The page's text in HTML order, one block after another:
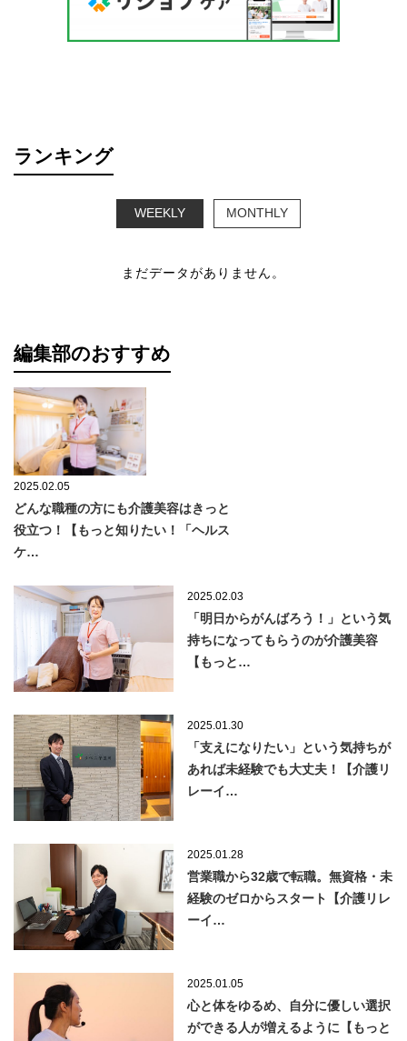
ランキング
WEEKLY MONTHLY
まだデータがありません。
編集部のおすすめ
2025.02.05
どんな職種の方にも介護美容はきっと
役立つ！【もっと知りたい！「ヘルス
ケ…
2025.02.03
「明日からがんばろう！」という気
持ちになってもらうのが介護美容
【もっと…
2025.01.30
「支えになりたい」という気持ちが
あれば未経験でも大丈夫！【介護リ
レーイ…
2025.01.28
営業職から32歳で転職。無資格・未
経験のゼロからスタート【介護リレ
ーイ…
2025.01.05
心と体をゆるめ、自分に優しい選択
ができる人が増えるように【もっと